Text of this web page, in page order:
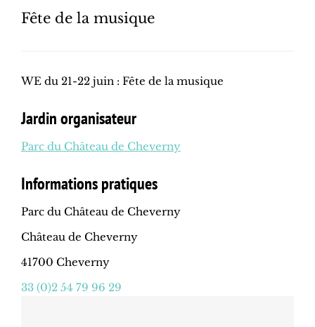
Fête de la musique
WE du 21-22 juin : Fête de la musique
Jardin organisateur
Parc du Château de Cheverny
Informations pratiques
Parc du Château de Cheverny
Château de Cheverny
41700 Cheverny
33 (0)2 54 79 96 29